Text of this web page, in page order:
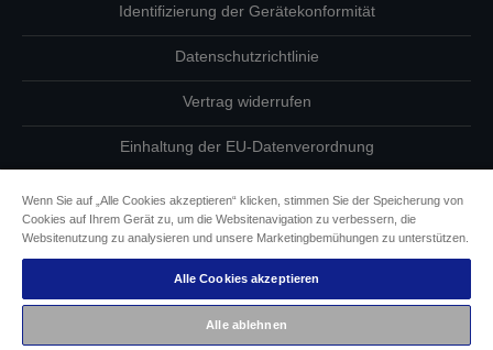
Identifizierung der Gerätekonformität
Datenschutzrichtlinie
Vertrag widerrufen
Einhaltung der EU-Datenverordnung
Informationen zu Cookies
Epson Engagement für Barrierefreiheit
Copyright © 2026 Seiko Epson
Wenn Sie auf „Alle Cookies akzeptieren“ klicken, stimmen Sie der Speicherung von
Cookies auf Ihrem Gerät zu, um die Websitenavigation zu verbessern, die
Websitenutzung zu analysieren und unsere Marketingbemühungen zu unterstützen.
Alle Cookies akzeptieren
Alle ablehnen